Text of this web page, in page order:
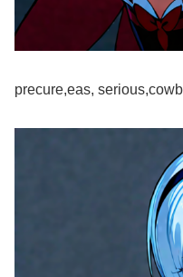
precure,eas,